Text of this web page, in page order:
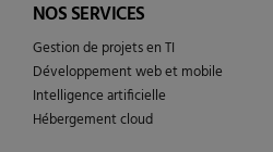
NOS SERVICES
Gestion de projets en TI
Développement web et mobile
Intelligence artificielle
Hébergement cloud